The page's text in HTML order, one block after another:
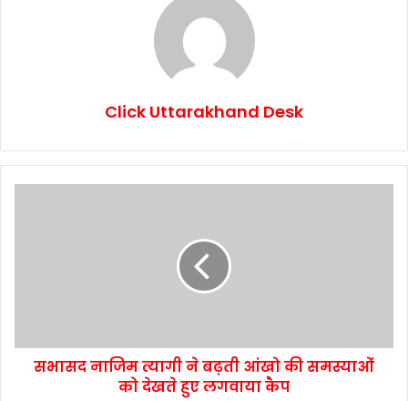
Click Uttarakhand Desk
सभासद नाजिम त्यागी ने बढ़ती आंखो की समस्याओं
को देखते हुए लगवाया कैप